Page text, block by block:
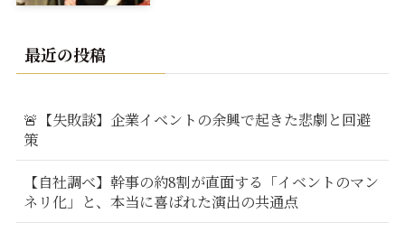
最近の投稿
🚨【失敗談】企業イベントの余興で起きた悲劇と回避
策
【自社調べ】幹事の約8割が直面する「イベントのマン
ネリ化」と、本当に喜ばれた演出の共通点